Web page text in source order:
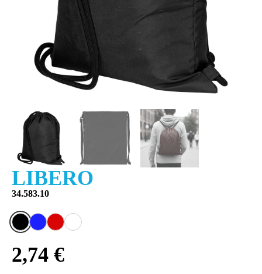
LIBERO
34.583.10
2,74 €